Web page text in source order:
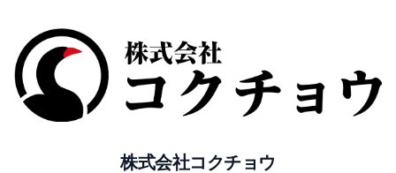
株式会社コクチョウ